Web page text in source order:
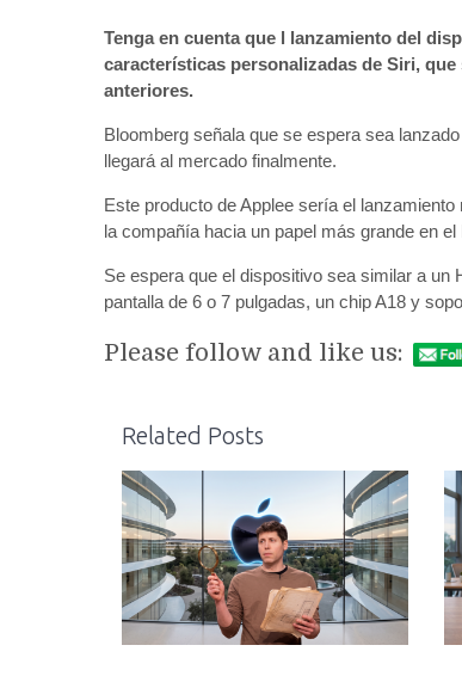
Tenga en cuenta que l lanzamiento del
características personalizadas de Siri,
anteriores.
Bloomberg señala que se espera sea
llegará al mercado finalmente.
Este producto de Applee sería el
la compañía hacia un papel más grande en el
Se espera que el dispositivo sea similar a
pantalla de 6 o 7 pulgadas, un chip A18 y
Please follow and like us:
Related Posts